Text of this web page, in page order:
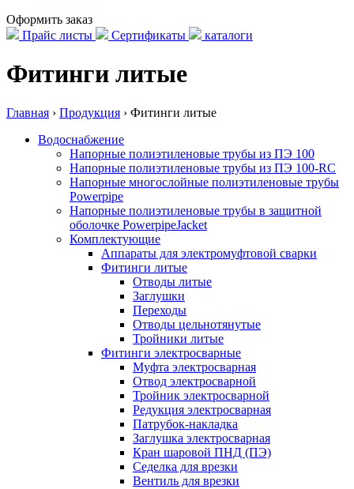
Оформить заказ
Прайс листы
Сертификаты каталоги
Фитинги литые
Главная › Продукция › Фитинги литые
Водоснабжение
Напорные полиэтиленовые трубы из ПЭ 100
Напорные полиэтиленовые трубы из ПЭ 100-RC
Напорные многослойные полиэтиленовые трубы
Powerpipe
Напорные полиэтиленовые трубы в защитной
оболочке PowerpipeJacket
Комплектующие
Аппараты для электромуфтовой сварки
Фитинги литые
Отводы литые
Заглушки
Переходы
Отводы цельнотянутые
Тройники литые
Фитинги электросварные
Муфта электросварная
Отвод электросварной
Тройник электросварной
Редукция электросварная
Патрубок-накладка
Заглушка электросварная
Кран шаровой ПНД (ПЭ)
Седелка для врезки
Вентиль для врезки